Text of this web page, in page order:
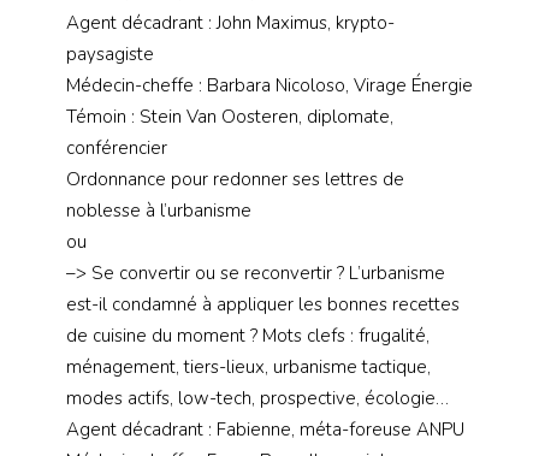
Agent décadrant : John Maximus, krypto-
paysagiste
Médecin-cheffe : Barbara Nicoloso, Virage Énergie
Témoin : Stein Van Oosteren, diplomate,
conférencier
Ordonnance pour redonner ses lettres de
noblesse à l’urbanisme
ou
–> Se convertir ou se reconvertir ? L’urbanisme
est-il condamné à appliquer les bonnes recettes
de cuisine du moment ? Mots clefs : frugalité,
ménagement, tiers-lieux, urbanisme tactique,
modes actifs, low-tech, prospective, écologie…
Agent décadrant : Fabienne, méta-foreuse ANPU